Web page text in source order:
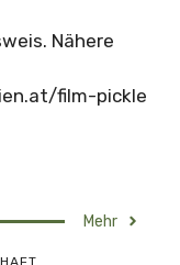
Nähere
film-pickle
Mehr